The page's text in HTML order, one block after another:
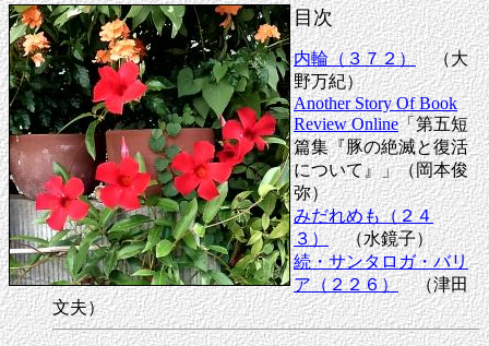
目次
内輪（３７２）（大
野万紀）
Another Story Of Book
Review Online「第五短
篇集『豚の絶滅と復活
について』」（岡本俊
弥）
みだれめも（２４
３）（水鏡子）
続・サンタロガ・バリ
ア（２２６）（津田
文夫）